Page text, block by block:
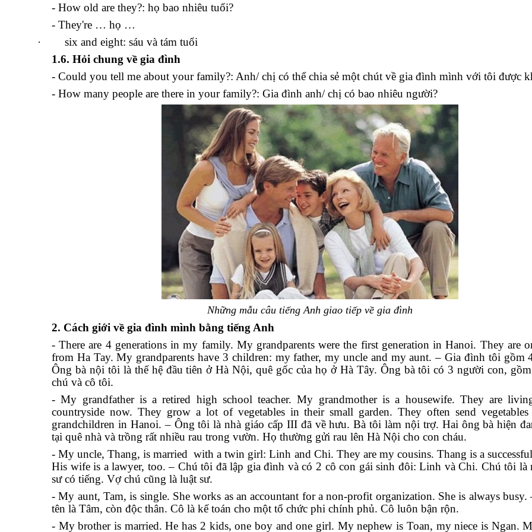
- How old are they?: họ bao nhiêu tuổi?
- They're … họ …
· six and eight: sáu và tám tuổi
1.6. Hỏi chung về gia đình
- Could you tell me about your family?: Anh/ chị có thể chia sẻ một chút về gia đình mình với tôi được
- How many people are there in your family?: Gia đình anh/ chị có bao nhiêu người?
Những mẫu câu tiếng Anh giao tiếp về gia đình
2. Cách giới về gia đình mình bằng tiếng Anh
- There are 4 generations in my family. My grandparents were the first generation in Hanoi. They are
from Ha Tay. My grandparents have 3 children: my father, my uncle and my aunt. – Gia đình tôi gồm
Ông bà nội tôi là thế hệ đầu tiên ở Hà Nội, quê gốc của họ ở Hà Tây. Ông bà tôi có 3 người con,
chú và cô tôi.
- My grandfather is a retired high school teacher. My grandmother is a housewife. They are
countryside now. They grow a lot of vegetables in their small garden. They often send
grandchildren in Hanoi. – Ông tôi là nhà giáo cấp III đã về hưu. Bà tôi làm nội trợ. Hai ông bà hiện
tại quê nhà và trồng rất nhiều rau trong vườn. Họ thường gửi rau lên Hà Nội cho con cháu.
- My uncle, Thang, is married with a twin girl: Linh and Chi. They are my cousins. Thang is a
His wife is a lawyer, too. – Chú tôi đã lập gia đình và có 2 cô con gái sinh đôi: Linh và Chi. Chú tôi là
sư có tiếng. Vợ chú cũng là luật sư.
- My aunt, Tam, is single. She works as an accountant for a non-profit organization. She is always busy.
tên là Tâm, còn độc thân. Cô là kế toán cho một tổ chức phi chính phủ. Cô luôn bận rộn.
- My brother is married. He has 2 kids, one boy and one girl. My nephew is Toan, my niece is Ngan.